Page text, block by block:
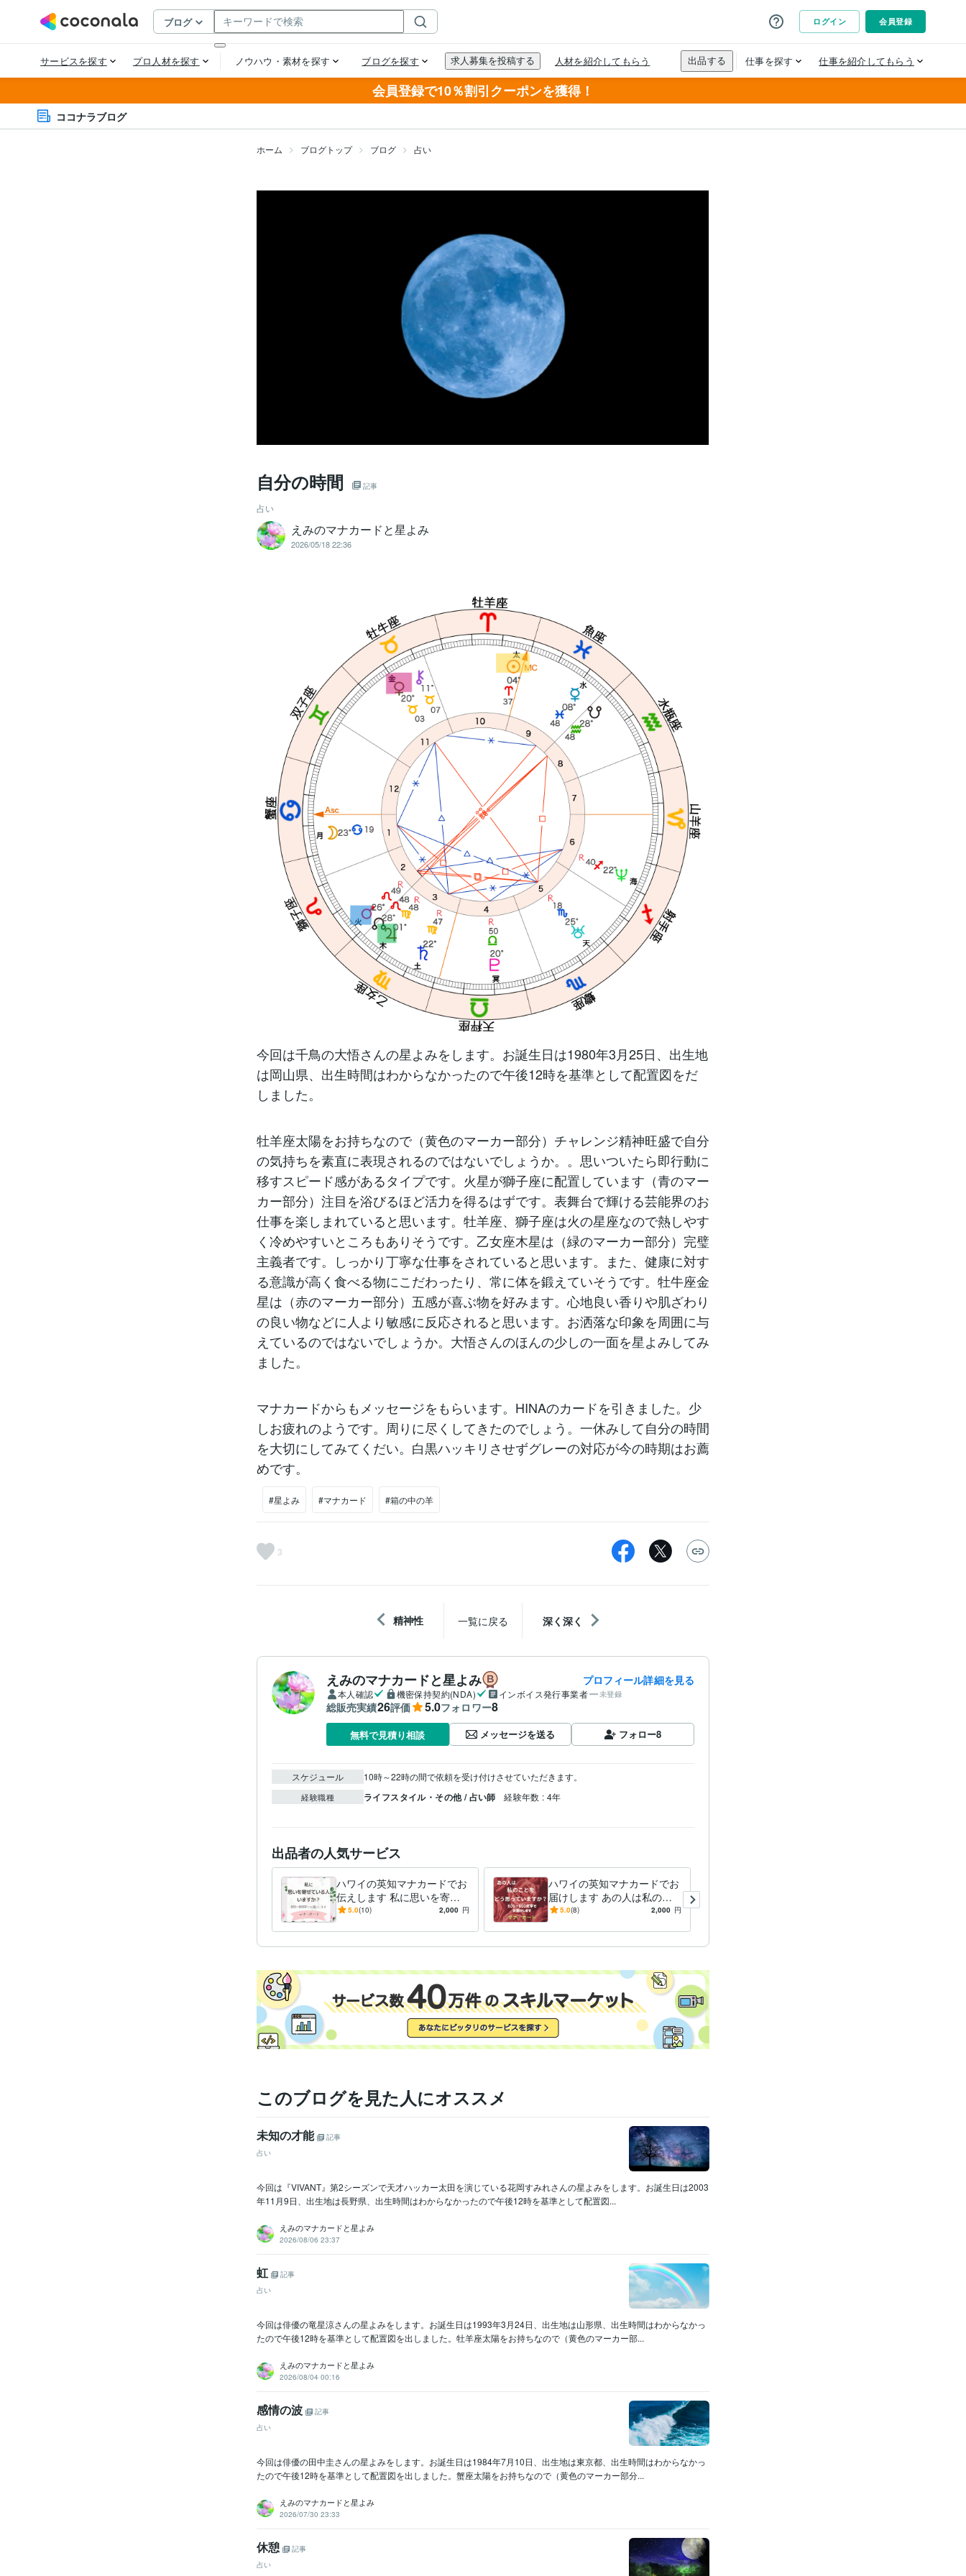
会員登録で10％割引クーポンを獲得！
ココナラブログ
ホーム ブログトップ ブログ 占い
自分の時間 記事
占い
えみのマナカードと星よみ
2026/05/18 22:36
今回は千鳥の大悟さんの星よみをします。お誕生日は1980年3月25日、出生地
は岡山県、出生時間はわからなかったので午後12時を基準として配置図をだ
しました。
牡羊座太陽をお持ちなので（黄色のマーカー部分）チャレンジ精神旺盛で自分
の気持ちを素直に表現されるのではないでしょうか。。思いついたら即行動に
移すスピード感があるタイプです。火星が獅子座に配置しています（青のマー
カー部分）注目を浴びるほど活力を得るはずです。表舞台で輝ける芸能界のお
仕事を楽しまれていると思います。牡羊座、獅子座は火の星座なので熱しやす
く冷めやすいところもありそうです。乙女座木星は（緑のマーカー部分）完璧
主義者です。しっかり丁寧な仕事をされていると思います。また、健康に対す
る意識が高く食べる物にこだわったり、常に体を鍛えていそうです。牡牛座金
星は（赤のマーカー部分）五感が喜ぶ物を好みます。心地良い香りや肌ざわり
の良い物などに人より敏感に反応されると思います。お洒落な印象を周囲に与
えているのではないでしょうか。大悟さんのほんの少しの一面を星よみしてみ
ました。
マナカードからもメッセージをもらいます。HINAのカードを引きました。少
しお疲れのようです。周りに尽くしてきたのでしょう。一休みして自分の時間
を大切にしてみてくだい。白黒ハッキリさせずグレーの対応が今の時期はお薦
めです。
#星よみ #マナカード #箱の中の羊
3
精神性 一覧に戻る 深く深く
えみのマナカードと星よみ プロフィール詳細を見る
本人確認 機密保持契約(NDA) インボイス発行事業者 未登録
総販売実績26評価 5.0フォロワー8
無料で見積り相談 メッセージを送る フォロー8
スケジュール 10時～22時の間で依頼を受け付けさせていただきます。
経験職種 ライフスタイル・その他 / 占い師 経験年数 : 4年
出品者の人気サービス
ハワイの英知マナカードでお
伝えします 私に思いを寄せ
ている人はいますか？
5.0(10) 2,000 円
ハワイの英知マナカードでお
届けします あの人は私のこ
とをどう思っていますか？
5.0(8) 2,000 円
このブログを見た人にオススメ
未知の才能
記事
占い
今回は『VIVANT』第2シーズンで天才ハッカー太田を演じている花岡すみれさんの星よみをします。お誕生日は2003
年11月9日、出生地は長野県、出生時間はわからなかったので午後12時を基準として配置図...
えみのマナカードと星よみ
2026/08/06 23:37
虹
記事
占い
今回は俳優の竜星涼さんの星よみをします。お誕生日は1993年3月24日、出生地は山形県、出生時間はわからなかっ
たので午後12時を基準として配置図を出しました。牡羊座太陽をお持ちなので（黄色のマーカー部...
えみのマナカードと星よみ
2026/08/04 00:16
感情の波
記事
占い
今回は俳優の田中圭さんの星よみをします。お誕生日は1984年7月10日、出生地は東京都、出生時間はわからなかっ
たので午後12時を基準として配置図を出しました。蟹座太陽をお持ちなので（黄色のマーカー部分...
えみのマナカードと星よみ
2026/07/30 23:33
休憩
記事
占い